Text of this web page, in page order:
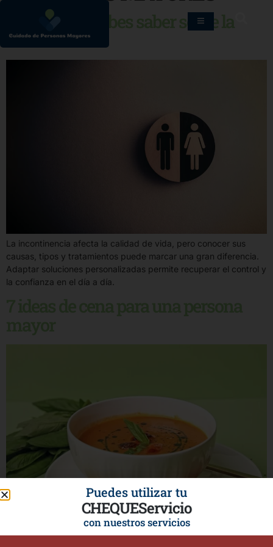
Todo lo que debes saber sobre la
incontinencia
La incontinencia afecta la calidad de vida, pero conocer sus
causas, tipos y tratamientos puede marcar una gran diferencia.
Adaptar soluciones personalizadas permite recuperar el control y
la confianza en el día a día.
Proporcionar cenas equilibradas y adaptadas a las necesidades
Puedes utilizar tu
CHEQUEServicio
con nuestros servicios